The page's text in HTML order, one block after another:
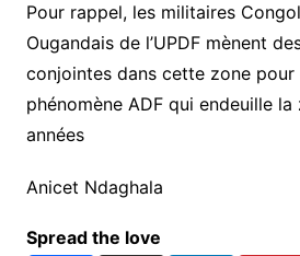
Pour rappel, les militaires
Ougandais de l’UPDF mènent
conjointes dans cette zone pour
phénomène ADF qui endeuille
années
Anicet Ndaghala
Spread the love